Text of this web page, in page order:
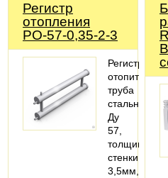
Регистр
отопления
РО-57-0,35-2-3
Регистры
труба
стальная
Ду
57,
толщина
стенки
3,5мм,